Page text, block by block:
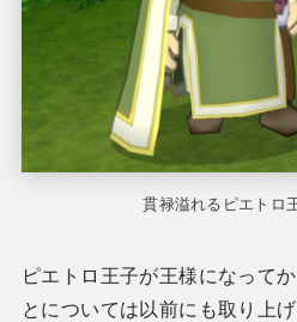
貫禄溢れるピエトロ
ピエトロ王子が王様になって
とについては以前にも取り上げ